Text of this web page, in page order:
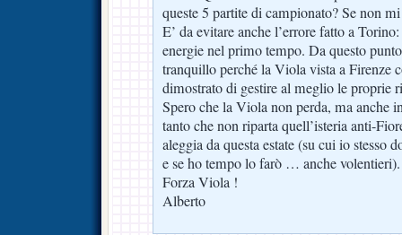
queste 5 partite di campionato? Se non
E’ da evitare anche l’errore fatto a
energie nel primo tempo. Da questo
tranquillo perché la Viola vista a Firenze
dimostrato di gestire al meglio le proprie
Spero che la Viola non perda, ma anche
tanto che non riparta quell’isteria anti-
aleggia da questa estate (su cui io stesso
e se ho tempo lo farò … anche volentieri).
Forza Viola !
Alberto